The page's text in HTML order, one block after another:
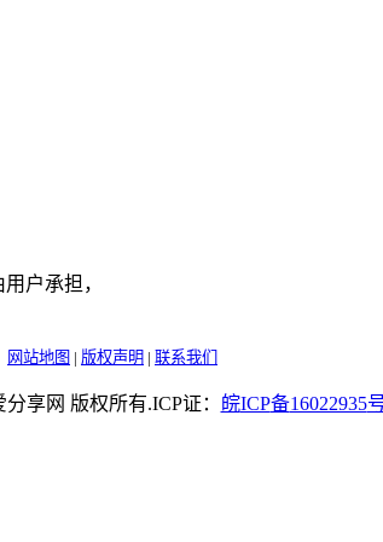
户承担，
网站地图 | 版权声明 | 联系我们
享网 版权所有.ICP证： 皖ICP备16022935